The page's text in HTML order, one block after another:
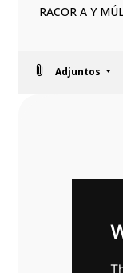
RACOR A Y
Adjuntos